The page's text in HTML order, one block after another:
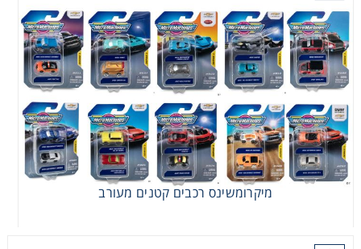
מיקרומשינס רכבים קטנים מעורב
משחקים להתפתחות תינוקות
מכוניות משחק
משחקי קופסא
ריהוט לילדים